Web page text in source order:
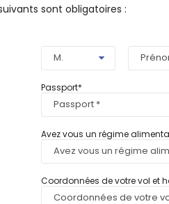
sont obligatoires :
Passport*
Avez vous un régime
Coordonnées de votre vol et